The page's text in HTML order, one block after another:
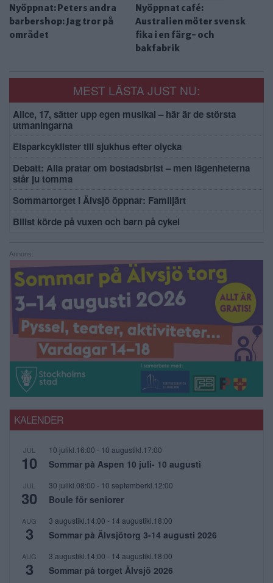
Nyöppnat: Peters andra
barbershop: Jag tror på
området
Nyöppnat café:
Australien möter svensk
fika i en färg- och
bakfabrik
MEST LÄSTA JUST NU:
Alice, 17, sätter upp egen musikal – här är de största
utmaningarna
Elsparkcyklister till sjukhus efter olycka
Debatt: Alla pratar om bostadsbrist – men lägenheterna
står ju tomma
Sommartorget i Älvsjö öppnar: Familjärt
Bilist körde på vuxen och barn på cykel
Annons:
KALENDER
JUL
10
10 julikl.16:00 - 10 augustikl.17:00
Sommar på Aspen 10 juli- 10 augusti
JUL
30
30 julikl.08:00 - 10 septemberkl.12:00
Boule för seniorer
AUG
3
3 augustikl.14:00 - 14 augustikl.18:00
Sommar på Älvsjötorg 3-14 augusti 2026
AUG
3
3 augustikl.14:00 - 14 augustikl.18:00
Sommar på torget Älvsjö 2026